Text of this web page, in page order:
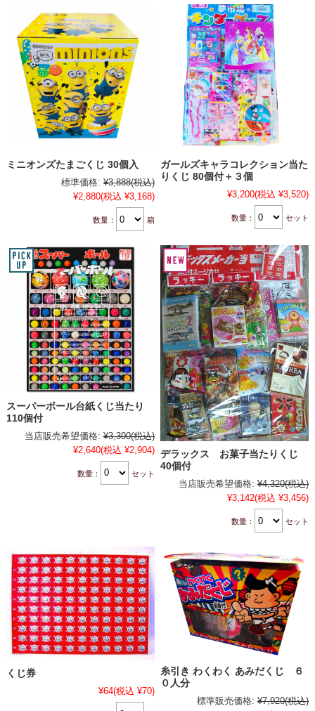
ミニオンズたまごくじ 30個入
標準価格: ¥3,888(税込)
¥2,880(税込 ¥3,168)
数量： 箱
ガールズキャラコレクション当た
りくじ 80個付＋３個
¥3,200(税込 ¥3,520)
数量： セット
スーパーボール台紙くじ当たり
110個付
当店販売希望価格: ¥3,300(税込)
¥2,640(税込 ¥2,904)
数量： セット
デラックス お菓子当たりくじ
40個付
当店販売希望価格: ¥4,320(税込)
¥3,142(税込 ¥3,456)
数量： セット
くじ券
¥64(税込 ¥70)
糸引き わくわく あみだくじ ６
０人分
標準販売価格: ¥7,920(税込)